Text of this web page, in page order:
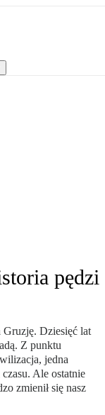
pędzi
Gruzję. Dziesięć lat
Z punktu
jedna
Ale ostatnie
zmienił się nasz